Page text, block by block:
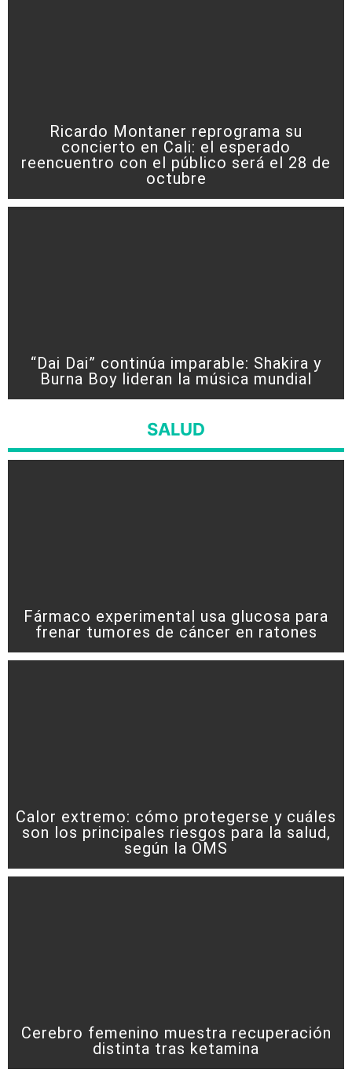
Ricardo Montaner reprograma su
concierto en Cali: el esperado
reencuentro con el público será el 28 de
octubre
“Dai Dai” continúa imparable: Shakira y
Burna Boy lideran la música mundial
SALUD
Fármaco experimental usa glucosa para
frenar tumores de cáncer en ratones
Calor extremo: cómo protegerse y cuáles
son los principales riesgos para la salud,
según la OMS
Cerebro femenino muestra recuperación
distinta tras ketamina